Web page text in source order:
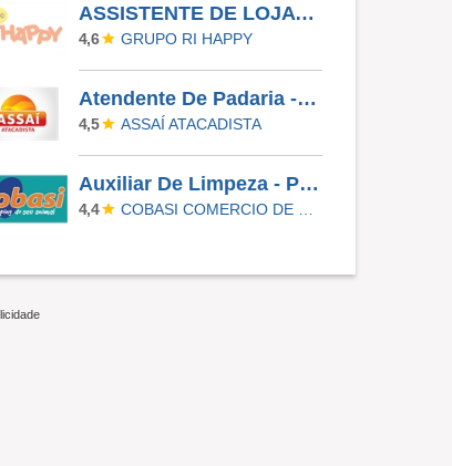
ASSISTENTE DE LOJA - RIO PRETO SHOPPING - EFETIVO
4,6 GRUPO RI HAPPY
Atendente De Padaria - Temporário (Alto Da XV)
4,5 ASSAÍ ATACADISTA
Auxiliar De Limpeza - Paulinia
4,4